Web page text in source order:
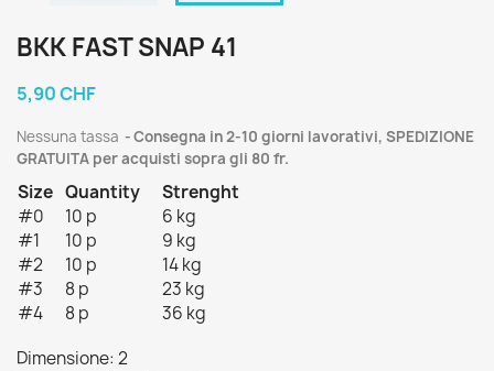
BKK FAST SNAP 41
5,90 CHF
Nessuna tassa
Consegna in 2-10 giorni lavorativi, SPEDIZIONE
GRATUITA per acquisti sopra gli 80 fr.
Size Quantity
Strenght
#0
10 p
6 kg
#1
10 p
9 kg
#2
10 p
14 kg
#3
8 p
23 kg
#4
8 p
36 kg
Dimensione: 2